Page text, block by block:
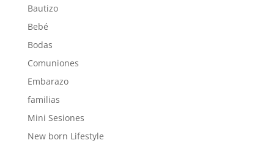
Bautizo
Bebé
Bodas
Comuniones
Embarazo
familias
Mini Sesiones
New born Lifestyle